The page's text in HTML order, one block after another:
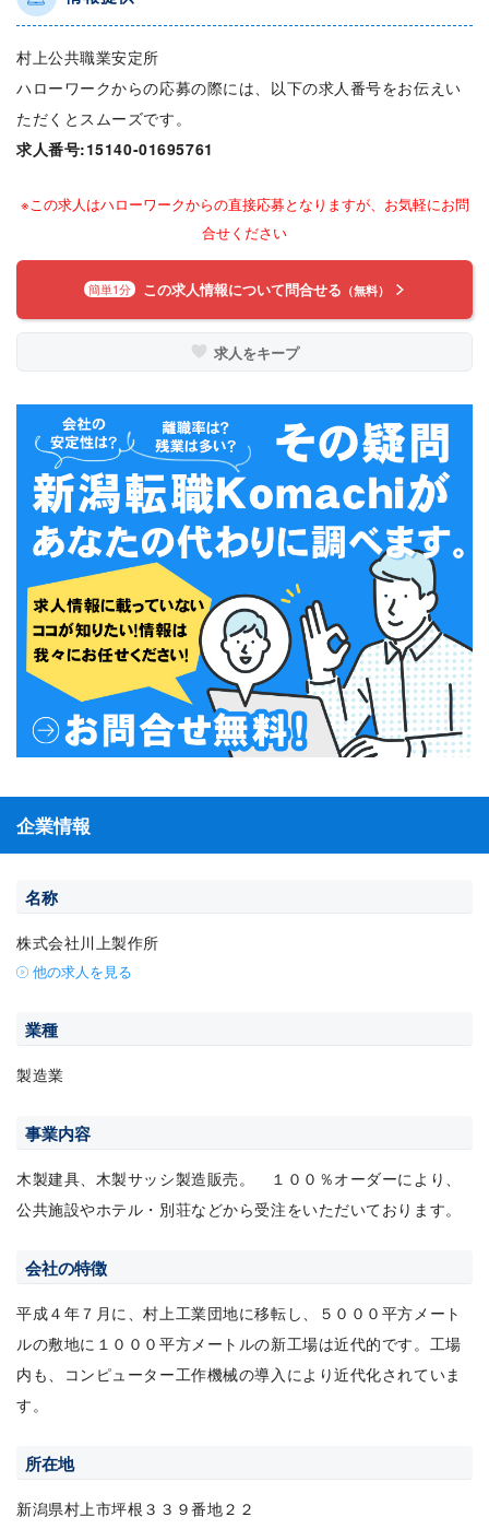
村上公共職業安定所
ハローワークからの応募の際には、以下の求人番号をお伝えい
ただくとスムーズです。
求人番号:15140-01695761
※この求人はハローワークからの直接応募となりますが、お気軽にお問
合せください
簡単1分 この求人情報について問合せる （無料）
求人をキープ
企業情報
名称
株式会社川上製作所
他の求人を見る
業種
製造業
事業内容
木製建具、木製サッシ製造販売。 １００％オーダーにより、
公共施設やホテル・別荘などから受注をいただいております。
会社の特徴
平成４年７月に、村上工業団地に移転し、５０００平方メート
ルの敷地に１０００平方メートルの新工場は近代的です。工場
内も、コンピューター工作機械の導入により近代化されていま
す。
所在地
新潟県村上市坪根３３９番地２２